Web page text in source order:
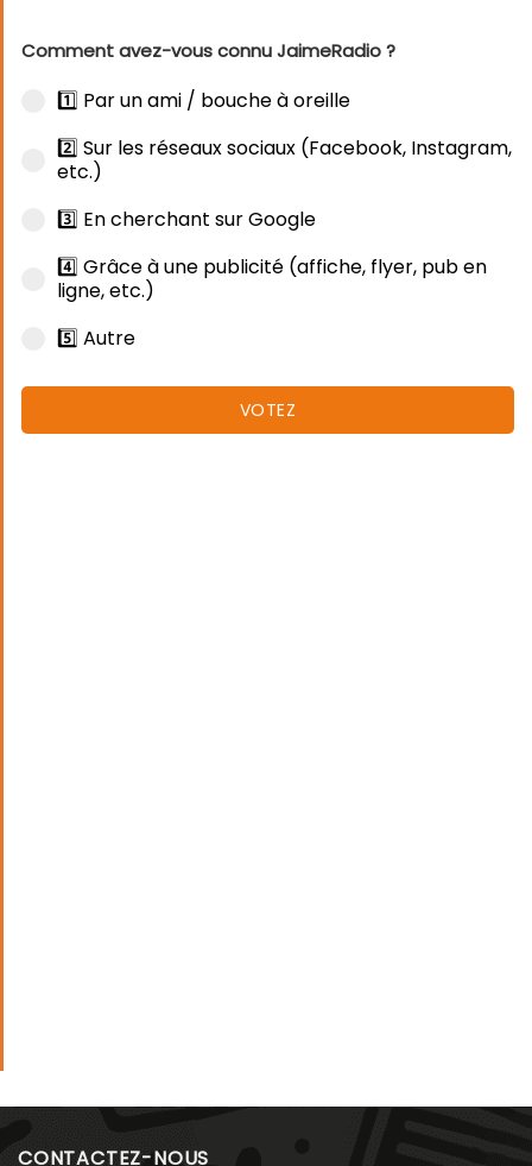
Comment avez-vous connu JaimeRadio ?
1️⃣ Par un ami / bouche à oreille
2️⃣ Sur les réseaux sociaux (Facebook, Instagram,
etc.)
3️⃣ En cherchant sur Google
4️⃣ Grâce à une publicité (affiche, flyer, pub en
ligne, etc.)
5️⃣ Autre
VOTEZ
CONTACTEZ-NOUS